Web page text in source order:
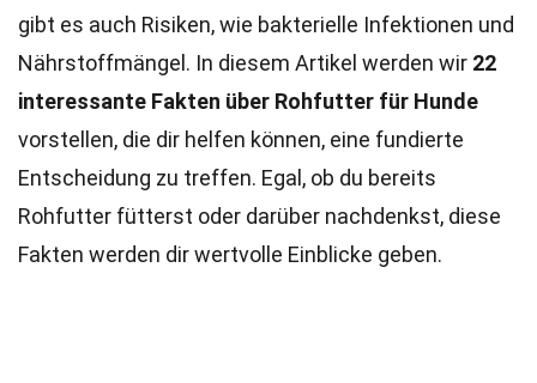
gibt es auch Risiken, wie bakterielle Infektionen und
Nährstoffmängel. In diesem Artikel werden wir 22
interessante Fakten über Rohfutter für Hunde
vorstellen, die dir helfen können, eine fundierte
Entscheidung zu treffen. Egal, ob du bereits
Rohfutter fütterst oder darüber nachdenkst, diese
Fakten werden dir wertvolle Einblicke geben.